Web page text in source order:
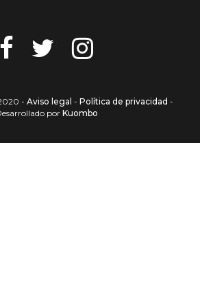
- Aviso legal - Política de privacidad -
por Kuombo